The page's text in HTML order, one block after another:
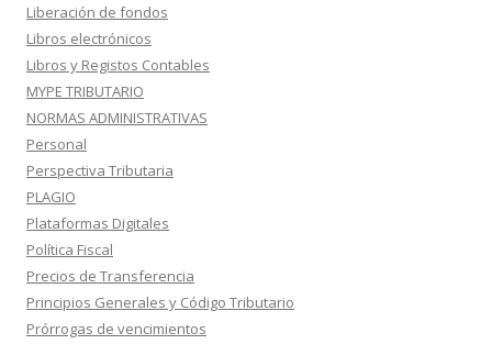
Liberación de fondos
Libros electrónicos
Libros y Registos Contables
MYPE TRIBUTARIO
NORMAS ADMINISTRATIVAS
Personal
Perspectiva Tributaria
PLAGIO
Plataformas Digitales
Política Fiscal
Precios de Transferencia
Principios Generales y Código Tributario
Prórrogas de vencimientos